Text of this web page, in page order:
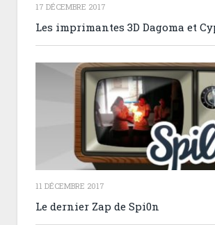
17 DÉCEMBRE 2017
Les imprimantes 3D Dagoma et
11 DÉCEMBRE 2017
Le dernier Zap de Spi0n